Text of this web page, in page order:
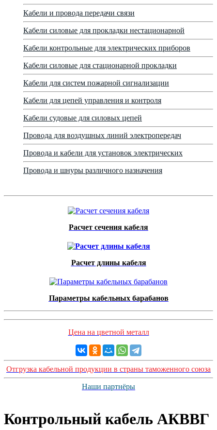
Кабели и провода передачи связи
Кабели силовые для прокладки нестационарной
Кабели контрольные для электрических приборов
Кабели силовые для стационарной прокладки
Кабели для систем пожарной сигнализации
Кабели для цепей управления и контроля
Кабели судовые для силовых цепей
Провода для воздушных линий электропередач
Провода и кабели для установок электрических
Провода и шнуры различного назначения
Расчет сечения кабеля
Расчет длины кабеля
Параметры кабельных барабанов
Цена на цветной металл
Отгрузка кабельной продукции в страны таможенного союза
Наши партнёры
Контрольный кабель AКВВГ